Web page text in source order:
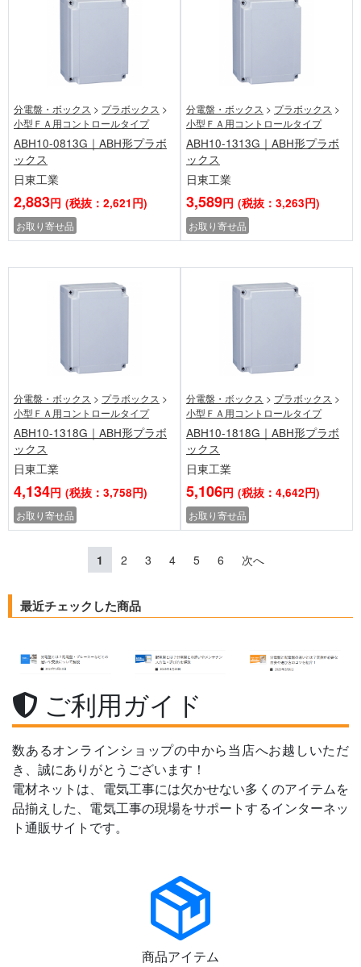
分電盤・ボックス > プラボックス >
小型ＦＡ用コントロールタイプ
ABH10-0813G｜ABH形プラボ
ックス
日東工業
2,883円 (税抜：2,621円)
お取り寄せ品
分電盤・ボックス > プラボックス >
小型ＦＡ用コントロールタイプ
ABH10-1313G｜ABH形プラボ
ックス
日東工業
3,589円 (税抜：3,263円)
お取り寄せ品
分電盤・ボックス > プラボックス >
小型ＦＡ用コントロールタイプ
ABH10-1318G｜ABH形プラボ
ックス
日東工業
4,134円 (税抜：3,758円)
お取り寄せ品
分電盤・ボックス > プラボックス >
小型ＦＡ用コントロールタイプ
ABH10-1818G｜ABH形プラボ
ックス
日東工業
5,106円 (税抜：4,642円)
お取り寄せ品
1 2 3 4 5 6 次へ
最近チェックした商品
ご利用ガイド
数あるオンラインショップの中から当店へお越しいただ
き、誠にありがとうございます！
電材ネットは、電気工事には欠かせない多くのアイテムを
品揃えした、電気工事の現場をサポートするインターネッ
ト通販サイトです。
商品アイテム